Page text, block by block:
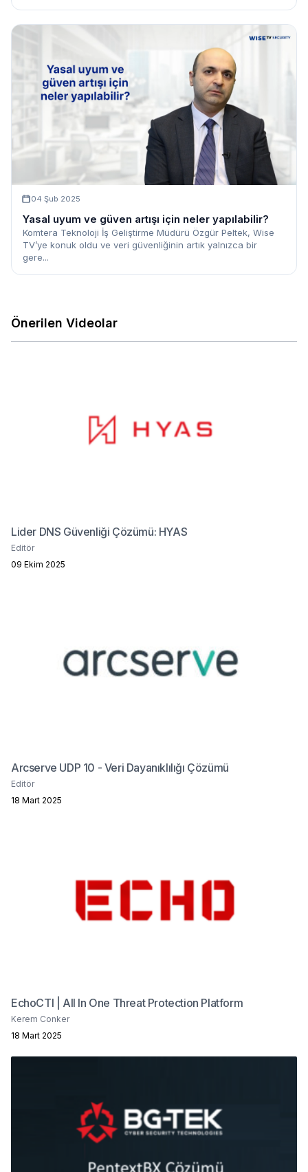
04 Şub 2025
Yasal uyum ve güven artışı için neler yapılabilir?
Komtera Teknoloji İş Geliştirme Müdürü Özgür Peltek, Wise
TV’ye konuk oldu ve veri güvenliğinin artık yalnızca bir
gere...
Önerilen Videolar
Lider DNS Güvenliği Çözümü: HYAS
Editör
09 Ekim 2025
Arcserve UDP 10 - Veri Dayanıklılığı Çözümü
Editör
18 Mart 2025
EchoCTI | All In One Threat Protection Platform
Kerem Conker
18 Mart 2025